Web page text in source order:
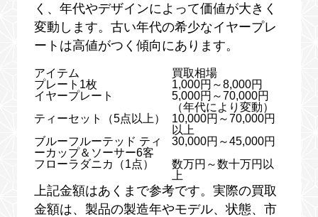
く、年代やデザインによって価値が大きく
変動します。古い年代の希少なイヤープレ
ートは高値がつく傾向にあります。
アイテム
買取相場
プレート1枚
1,000円～8,000円
イヤープレート
5,000円～70,000円
（年代により変動）
ティーセット（5点以上）
10,000円～70,000円
以上
ブルーフルーテッド ティ
ーカップ＆ソーサー6客
30,000円～45,000円
フローラダニカ（1点）
数万円～数十万円以
上
上記金額はあくまで参考です。実際の買取
金額は、製品の製造年やモデル、状態、市